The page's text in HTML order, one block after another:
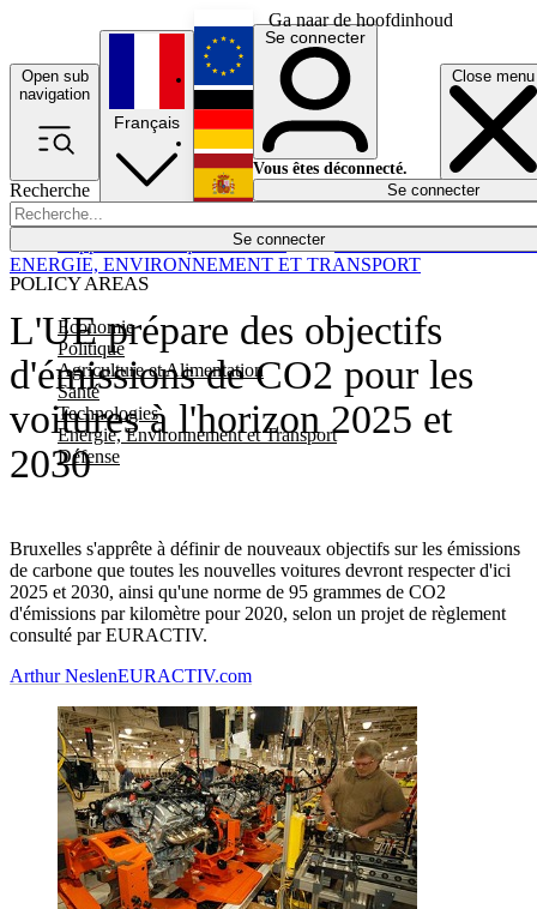
Ga naar de hoofdinhoud
Open sub
navigation
Close menu
Recherche
Se connecter
POLICY AREAS
Economie
Politique
Agriculture et Alimentation
Santé
Technologies
Energie, Environnement et Transport
Défense
Économie
Français
English
Deutsch
Español
Se connecter
Vous êtes déconnecté.
Se connecter
L'UE prépare des objectifs
d'émissions de CO2 pour les
voitures à l'horizon 2025 et
2030
Bruxelles s'apprête à définir de nouveaux objectifs sur les émissions
de carbone que toutes les nouvelles voitures devront respecter d'ici
2025 et 2030, ainsi qu'une norme de 95 grammes de CO2
d'émissions par kilomètre pour 2020, selon un projet de règlement
consulté par EURACTIV.
ENERGIE, ENVIRONNEMENT ET TRANSPORT
Arthur NeslenEURACTIV.com